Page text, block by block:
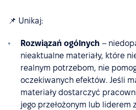
📌 Unikaj:
Rozwiązań ogólnych –
nieaktualne materiały, które
realnym potrzebom, nie
oczekiwanych efektów. Jeśli
materiały dostarczyć
jego przełożonym lub liderem